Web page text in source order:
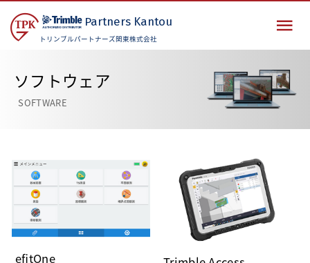
Partners Kantou
トリンブルパートナーズ関東株式会社
ソフトウェア
SOFTWARE
efitOne